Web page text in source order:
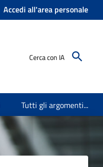
Accedi all'area personale
Cerca con IA
Tutti gli argomenti...